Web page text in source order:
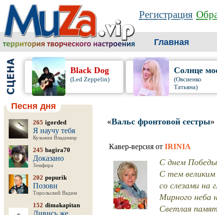
Регистрация
Главная
Black Dog
(Led Zeppelin)
Солнце
(Овсиенко
Татьяна)
Песня дня
265 igorded
Я научу тебя
Кузьмин Владимир
245 bagira70
Доказано
Земфира
202 popurik
Позови
Тирольский Вадим
152 dimakapitan
Дивись же,
«Вальс фронтовой сестры»
Кавер-версия от IRINIA
С днем
С тем
со слезами на
Мирного неба
Светлая